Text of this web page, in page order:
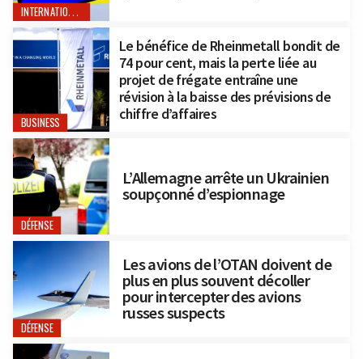
INTERNATIONAL
BUSINESS
Le bénéfice de Rheinmetall bondit de
74 pour cent, mais la perte liée au
projet de frégate entraîne une
révision à la baisse des prévisions de
chiffre d’affaires
DÉFENSE
L’Allemagne arrête un Ukrainien
soupçonné d’espionnage
DÉFENSE
Les avions de l’OTAN doivent de
plus en plus souvent décoller
pour intercepter des avions
russes suspects